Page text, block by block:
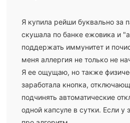
Я купила рейши буквально за
скушала по банке ежовика и
поддержать иммунитет и
меня аллергия не только не
Я ее ощущаю, но также
заработала кнопка,
подчинять автоматические
одной капсуле в сутки. Если